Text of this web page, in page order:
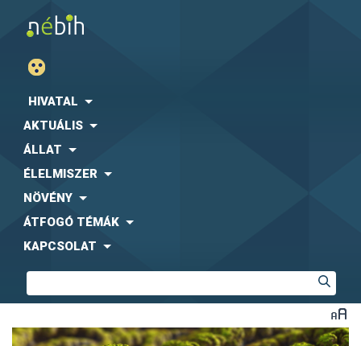
HIVATAL
AKTUÁLIS
ÁLLAT
ÉLELMISZER
NÖVÉNY
ÁTFOGÓ TÉMÁK
KAPCSOLAT